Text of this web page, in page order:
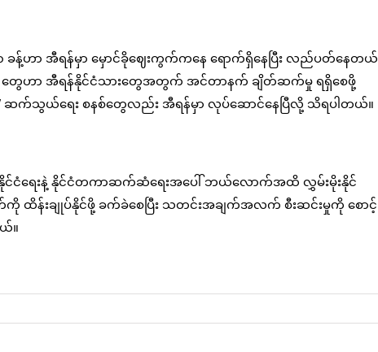
၀ ခန့်ဟာ အီရန်မှာ မှောင်ခိုဈေးကွက်ကနေ ရောက်ရှိနေပြီး လည်ပတ်နေတယ်
တွေဟာ အီရန်နိုင်ငံသားတွေအတွက် အင်တာနက် ချိတ်ဆက်မှု ရရှိစေဖို့
ဆက်သွယ်ရေး စနစ်တွေလည်း အီရန်မှာ လုပ်ဆောင်နေပြီလို့ သိရပါတယ်။
နိုင်ငံရေးနဲ့ နိုင်ငံတကာဆက်ဆံရေးအပေါ် ဘယ်လောက်အထိ လွှမ်းမိုးနိုင်
န်းချုပ်နိုင်ဖို့ ခက်ခဲစေပြီး သတင်းအချက်အလက် စီးဆင်းမှုကို စောင့်
။